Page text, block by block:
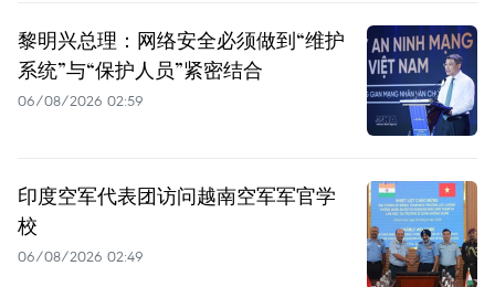
黎明兴总理：网络安全必须做到“维护
系统”与“保护人员”紧密结合
06/08/2026 02:59
印度空军代表团访问越南空军军官学
校
06/08/2026 02:49